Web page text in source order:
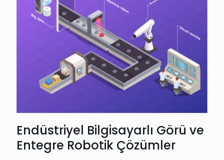
Endüstriyel Bilgisayarlı Görü ve
Entegre Robotik Çözümler